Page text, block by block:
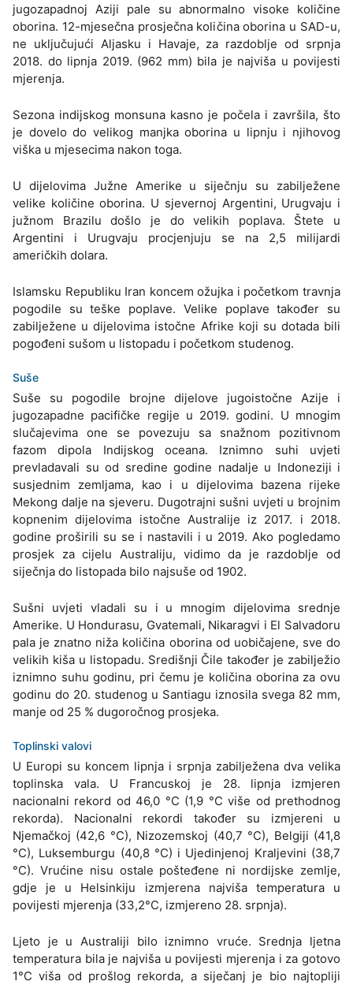
jugozapadnoj Aziji pale su abnormalno visoke količine
oborina. 12-mjesečna prosječna količina oborina u SAD-u,
ne uključujući Aljasku i Havaje, za razdoblje od srpnja
2018. do lipnja 2019. (962 mm) bila je najviša u povijesti
mjerenja.
Sezona indijskog monsuna kasno je počela i završila, što
je dovelo do velikog manjka oborina u lipnju i njihovog
viška u mjesecima nakon toga.
U dijelovima Južne Amerike u siječnju su zabilježene
velike količine oborina. U sjevernoj Argentini, Urugvaju i
južnom Brazilu došlo je do velikih poplava. Štete u
Argentini i Urugvaju procjenjuju se na 2,5 milijardi
američkih dolara.
Islamsku Republiku Iran koncem ožujka i početkom travnja
pogodile su teške poplave. Velike poplave također su
zabilježene u dijelovima istočne Afrike koji su dotada bili
pogođeni sušom u listopadu i početkom studenog.
Suše
Suše su pogodile brojne dijelove jugoistočne Azije i
jugozapadne pacifičke regije u 2019. godini. U mnogim
slučajevima one se povezuju sa snažnom pozitivnom
fazom dipola Indijskog oceana. Iznimno suhi uvjeti
prevladavali su od sredine godine nadalje u Indoneziji i
susjednim zemljama, kao i u dijelovima bazena rijeke
Mekong dalje na sjeveru. Dugotrajni sušni uvjeti u brojnim
kopnenim dijelovima istočne Australije iz 2017. i 2018.
godine proširili su se i nastavili i u 2019. Ako pogledamo
prosjek za cijelu Australiju, vidimo da je razdoblje od
siječnja do listopada bilo najsuše od 1902.
Sušni uvjeti vladali su i u mnogim dijelovima srednje
Amerike. U Hondurasu, Gvatemali, Nikaragvi i El Salvadoru
pala je znatno niža količina oborina od uobičajene, sve do
velikih kiša u listopadu. Središnji Čile također je zabilježio
iznimno suhu godinu, pri čemu je količina oborina za ovu
godinu do 20. studenog u Santiagu iznosila svega 82 mm,
manje od 25 % dugoročnog prosjeka.
Toplinski valovi
U Europi su koncem lipnja i srpnja zabilježena dva velika
toplinska vala. U Francuskoj je 28. lipnja izmjeren
nacionalni rekord od 46,0 °C (1,9 °C više od prethodnog
rekorda). Nacionalni rekordi također su izmjereni u
Njemačkoj (42,6 °C), Nizozemskoj (40,7 °C), Belgiji (41,8
°C), Luksemburgu (40,8 °C) i Ujedinjenoj Kraljevini (38,7
°C). Vrućine nisu ostale pošteđene ni nordijske zemlje,
gdje je u Helsinkiju izmjerena najviša temperatura u
povijesti mjerenja (33,2°C, izmjereno 28. srpnja).
Ljeto je u Australiji bilo iznimno vruće. Srednja ljetna
temperatura bila je najviša u povijesti mjerenja i za gotovo
1°C viša od prošlog rekorda, a siječanj je bio najtopliji